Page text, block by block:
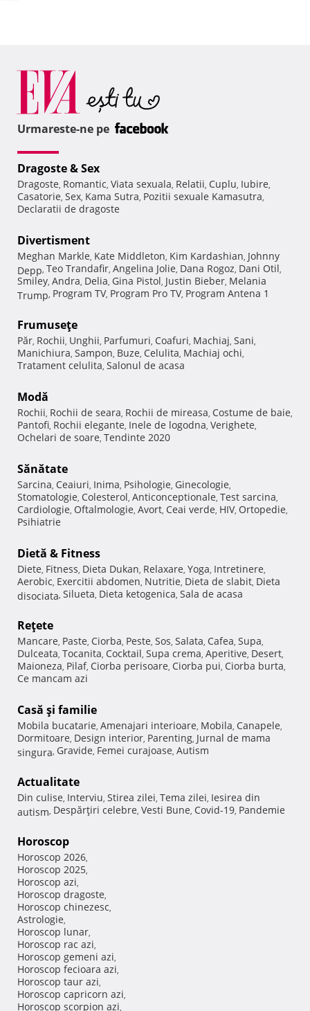
Urmareste-ne pe
Dragoste & Sex
Dragoste, Romantic, Viata sexuala, Relatii, Cuplu, Iubire,
Casatorie, Sex, Kama Sutra, Pozitii sexuale Kamasutra,
Declaratii de dragoste
Divertisment
Meghan Markle, Kate Middleton, Kim Kardashian, Johnny
Depp, Teo Trandafir, Angelina Jolie, Dana Rogoz, Dani Otil,
Smiley, Andra, Delia, Gina Pistol, Justin Bieber, Melania
Trump, Program TV, Program Pro TV, Program Antena 1
Frumuseţe
Păr, Rochii, Unghii, Parfumuri, Coafuri, Machiaj, Sani,
Manichiura, Sampon, Buze, Celulita, Machiaj ochi,
Tratament celulita, Salonul de acasa
Modă
Rochii, Rochii de seara, Rochii de mireasa, Costume de baie,
Pantofi, Rochii elegante, Inele de logodna, Verighete,
Ochelari de soare, Tendinte 2020
Sănătate
Sarcina, Ceaiuri, Inima, Psihologie, Ginecologie,
Stomatologie, Colesterol, Anticonceptionale, Test sarcina,
Cardiologie, Oftalmologie, Avort, Ceai verde, HIV, Ortopedie,
Psihiatrie
Dietă & Fitness
Diete, Fitness, Dieta Dukan, Relaxare, Yoga, Intretinere,
Aerobic, Exercitii abdomen, Nutritie, Dieta de slabit, Dieta
disociata, Silueta, Dieta ketogenica, Sala de acasa
Reţete
Mancare, Paste, Ciorba, Peste, Sos, Salata, Cafea, Supa,
Dulceata, Tocanita, Cocktail, Supa crema, Aperitive, Desert,
Maioneza, Pilaf, Ciorba perisoare, Ciorba pui, Ciorba burta,
Ce mancam azi
Casă şi familie
Mobila bucatarie, Amenajari interioare, Mobila, Canapele,
Dormitoare, Design interior, Parenting, Jurnal de mama
singura, Gravide, Femei curajoase, Autism
Actualitate
Din culise, Interviu, Stirea zilei, Tema zilei, Iesirea din
autism, Despărţiri celebre, Vesti Bune, Covid-19, Pandemie
Horoscop
Horoscop 2026,
Horoscop 2025,
Horoscop azi,
Horoscop dragoste,
Horoscop chinezesc,
Astrologie,
Horoscop lunar,
Horoscop rac azi,
Horoscop gemeni azi,
Horoscop fecioara azi,
Horoscop taur azi,
Horoscop capricorn azi,
Horoscop scorpion azi,